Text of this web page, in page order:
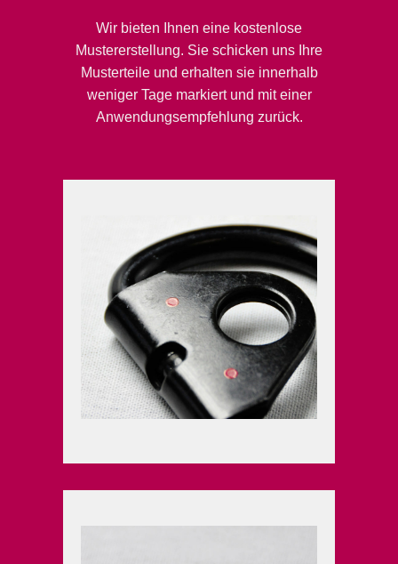
Wir bieten Ihnen eine kostenlose
Mustererstellung. Sie schicken uns Ihre
Musterteile und erhalten sie innerhalb
weniger Tage markiert und mit einer
Anwendungsempfehlung zurück.